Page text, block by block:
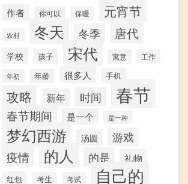
作者 你可以 保暖 元宵节
农村 冬天 冬季 唐代
学校 孩子 宋代 寓意 工作
年初 年龄 很多人 手机
攻略 新年 时间 春节
春节期间 是一个 是一种
梦幻西游 汤圆 游戏
疫情 的人 的是 礼物
红包 考生 考试 自己的